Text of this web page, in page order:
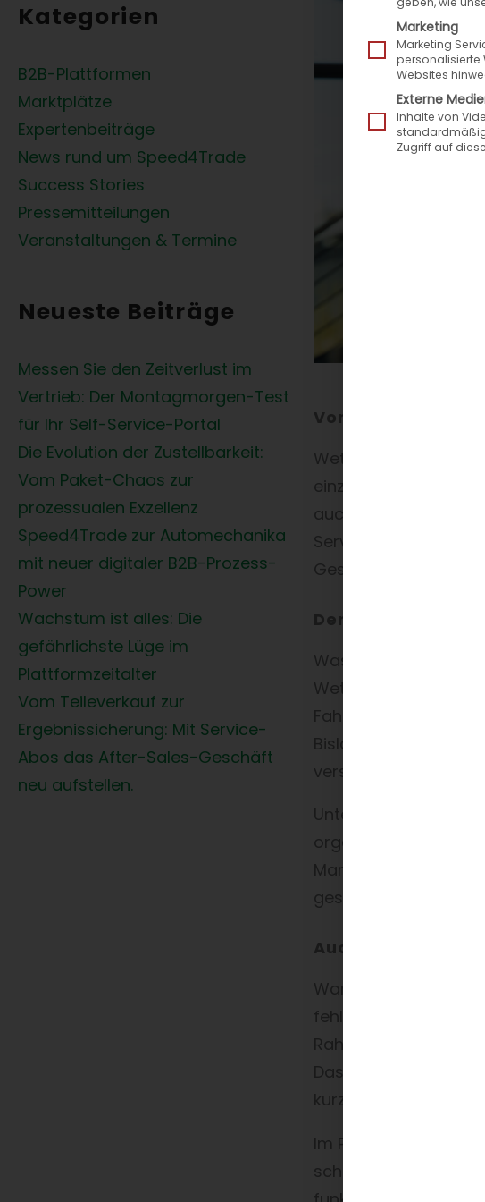
Kategorien
B2B-Plattformen
Marktplätze
Expertenbeiträge
News rund um Speed4Trade
Success Stories
Pressemitteilungen
Veranstaltungen & Termine
Neueste Beiträge
Messen Sie den Zeitverlust im
Vertrieb: Der Montagmorgen-Test
für Ihr Self-Service-Portal
Die Evolution der Zustellbarkeit:
Vom Paket-Chaos zur
prozessualen Exzellenz
Speed4Trade zur Automechanika
mit neuer digitaler B2B-Prozess-
Power
Wachstum ist alles: Die
gefährlichste Lüge im
Plattformzeitalter
Vom Teileverkauf zur
Ergebnissicherung: Mit Service-
Abos das After-Sales-Geschäft
neu aufstellen.
Vom digitalen
Wettbewerbsfähig
einzigartiges
auch die Prozesse,
Services müssen
Geschäftsmodell.
Der Wettbewerb
Was alle
Wettbewerb um den
Bislang klar
verstärkt auch zu OE-
Unternehmen
organisieren sich
Marktplatzriesen
gesagt: Der
Auch ohne
Warum tut sich
fehlt im Vergleich
Rahmen, um digitale
Das heißt, Lernen in
kurze Lernschleifen
Im Prinzip machen
schlanken Lösungen
Marketing
Marketing
personalisierte
Websites
Externe
Inhalte von
standardmäßig
Zugriff auf